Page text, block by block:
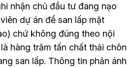
nhận chủ đầu tư đang nạo
dự án để san lấp mặt
chứ không đúng theo nội
hàng trăm tấn chất thải chôn
san lấp. Thông tin phản ánh